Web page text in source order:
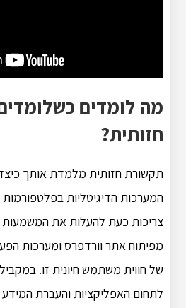
מה לומדים
חזותית?
תקשורת חזותית מלמדת אותך
המערכות הדיגיטליות בפלטפורמות
צריכות כעת להעלות את
מפיתוח אתר וורדפרס ומערכות
של חווית משתמש חיונית זו.
לתחום האפליקציות והעברת